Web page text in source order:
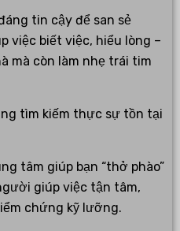
tin cậy để san sẻ
việc biết việc, hiểu lòng –
mà còn làm nhẹ trái tim
tìm kiếm thực sự tồn tại
tâm giúp bạn “thở phào”
giúp việc tận tâm,
chứng kỹ lưỡng.